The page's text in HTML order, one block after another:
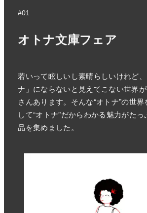
#01
オトナ文庫フェア
若いって眩しいし素晴らしいけれど
ナ」にならないと見えてこない世界
さんあります。そんな“オトナ”の世
して“オトナ”だからわかる魅力がた
品を集めました。